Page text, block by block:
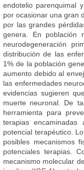
endotelio parenquimal
por ocasionar una gran
por las grandes
genera. En población
neurodegeneración
distribución de las
1% de la población
aumento debido al
las enfermedades
evidencias sugieren
muerte neuronal. De
herramienta para
terapias
potencial terapéutico.
posibles mecanismos
potenciales terapias.
mecanismo molecular